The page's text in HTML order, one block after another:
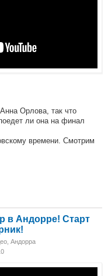
Орлова, так что
ли она на финал
времени. Смотрим
в Андорре! Старт
Андорра